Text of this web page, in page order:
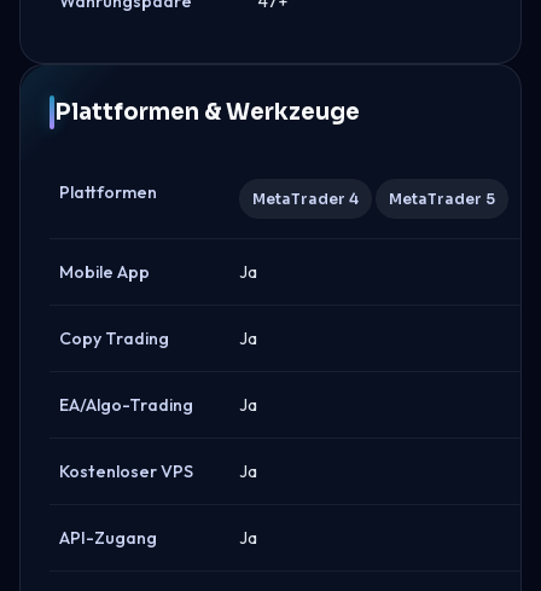
Plattformen & Werkzeuge
Plattformen MetaTrader 4 MetaTrader 5
Mobile App Ja
Copy Trading Ja
EA/Algo-Trading Ja
Kostenloser VPS Ja
API-Zugang Ja